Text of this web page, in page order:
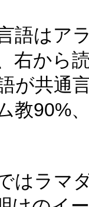
語はア
右から
が共通
教90%
はラマ